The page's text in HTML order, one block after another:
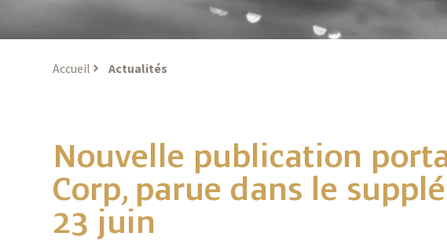
Accueil Actualités
Nouvelle publication
Corp, parue dans le
23 juin